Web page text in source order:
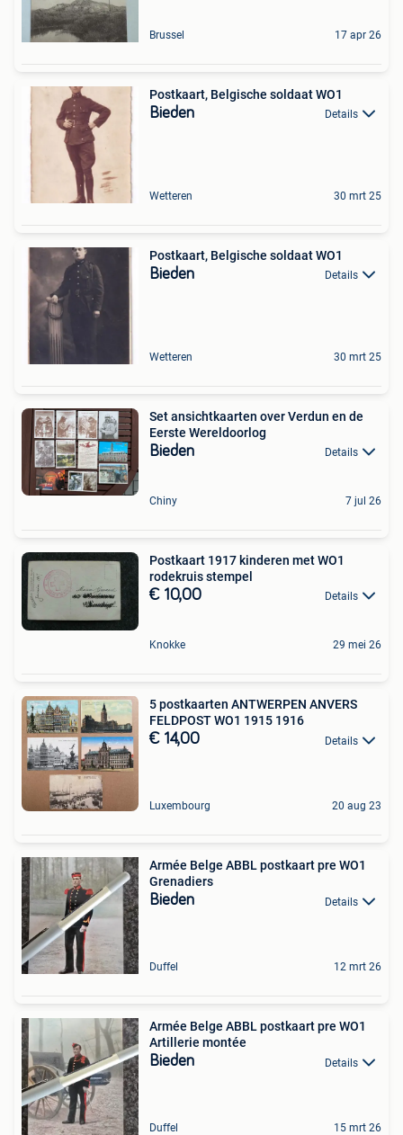
Brussel 17 apr 26
Postkaart, Belgische soldaat WO1
Bieden Details
Wetteren 30 mrt 25
Postkaart, Belgische soldaat WO1
Bieden Details
Wetteren 30 mrt 25
Set ansichtkaarten over Verdun en de
Eerste Wereldoorlog
Bieden Details
Chiny 7 jul 26
Postkaart 1917 kinderen met WO1
rodekruis stempel
€ 10,00 Details
Knokke 29 mei 26
5 postkaarten ANTWERPEN ANVERS
FELDPOST WO1 1915 1916
€ 14,00 Details
Luxembourg 20 aug 23
Armée Belge ABBL postkaart pre WO1
Grenadiers
Bieden Details
Duffel 12 mrt 26
Armée Belge ABBL postkaart pre WO1
Artillerie montée
Bieden Details
Duffel 15 mrt 26